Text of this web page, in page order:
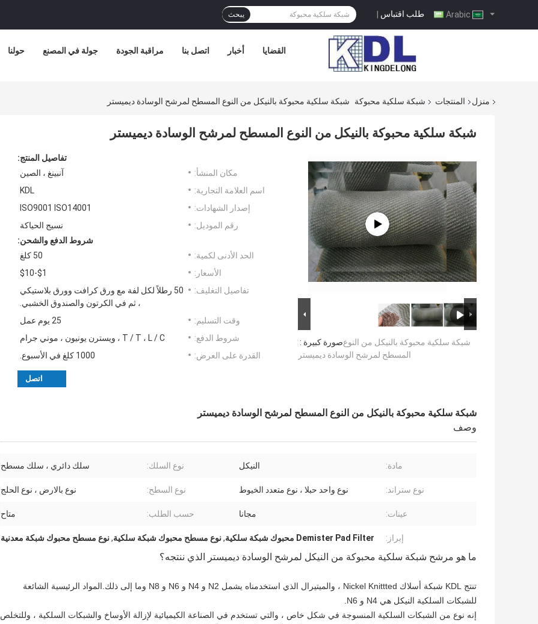
طلب اقتباس | يبحث
حولنا جولة في المصنع مراقبة الجودة اتصل بنا أخبار القضايا
منزل المنتجات شبكة سلكية محبوكة شبكة سلكية محبوكة بالنيكل من النوع المسطح لمرشح الوسادة ديميستر
شبكة سلكية محبوكة بالنيكل من النوع المسطح لمرشح الوسادة ديميستر
صورة كبيرة :شبكة سلكية محبوكة بالنيكل من النوع
المسطح لمرشح الوسادة ديميستر
تفاصيل المنتج:
مكان المنشأ:
آنبينغ ، الصين
اسم العلامة التجارية:
KDL
إصدار الشهادات:
ISO9001 ISO14001
رقم الموديل:
نسيج الحياكة
شروط الدفع والشحن:
الحد الأدنى لكمية:
50 كلغ
الأسعار:
$1-$10
تفاصيل التغليف:
50 رطلاً لكل لفة مع ورق كرافت وورق بلاستيكي
، ثم في الكرتون والصندوق الخشبي.
وقت التسليم:
25 يوم عمل
شروط الدفع:
T / T ، L / C ، ويسترن يونيون ، موني جرام
القدرة على العرض:
1000 كلغ في الأسبوع.
اتصل
شبكة سلكية محبوكة بالنيكل من النوع المسطح لمرشح الوسادة ديميستر
وصف
مادة: النيكل نوع السلك: سلك دائري ، سلك مسطح
نوع ستراند: نوع واحد حبلا ، نوع متعدد الخيوط نوع السطح: نوع بالارض ، نوع الحلج
عينات: مجانا حسب الطلب: متاح
إبراز: Demister Pad Filter محبوك شبكة سلكية ,نوع مسطح محبوك شبكة سلكية,نوع مسطح محبوك شبكة معدنية
ما هو مرشح شبكة سلكية محبوكة من النيكل لمرشح الوسادة ديميستر الذي ننتجه؟
تنتج KDL شبكة أسلاك Nickel Knittted ، والميتيرال الذي استخدمناه يشمل N2 و N4 و N6 و N8 وما إلى ذلك.
المواد الرئيسية الشائعة
للشبكات السلكية النيكل هي N4 و N6.
إنه نوع من الشبكات السلكية المنسوجة في شكل خاص ، والتي تستخدم في الصناعة الكيميائية لإزالة الأوساخ والشبكات السلكية ، وللتخلص